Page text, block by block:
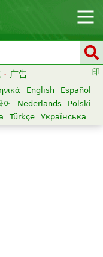
· 广告
English
Español
어 Nederlands
Polski
Türkçe Українська